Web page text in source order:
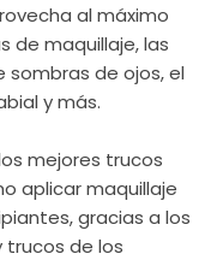
al máximo
de maquillaje, las
sombras de ojos, el
y más.
mejores trucos
aplicar maquillaje
gracias a los
trucos de los